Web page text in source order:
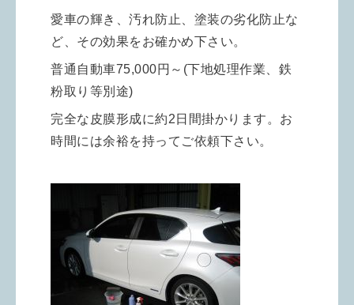
愛車の輝き、汚れ防止、塗装の劣化防止な
ど、その効果をお確かめ下さい。
普通自動車75,000円～(下地処理作業、鉄
粉取り等別途)
完全な皮膜形成に約2日間掛かります。お
時間には余裕を持ってご依頼下さい。